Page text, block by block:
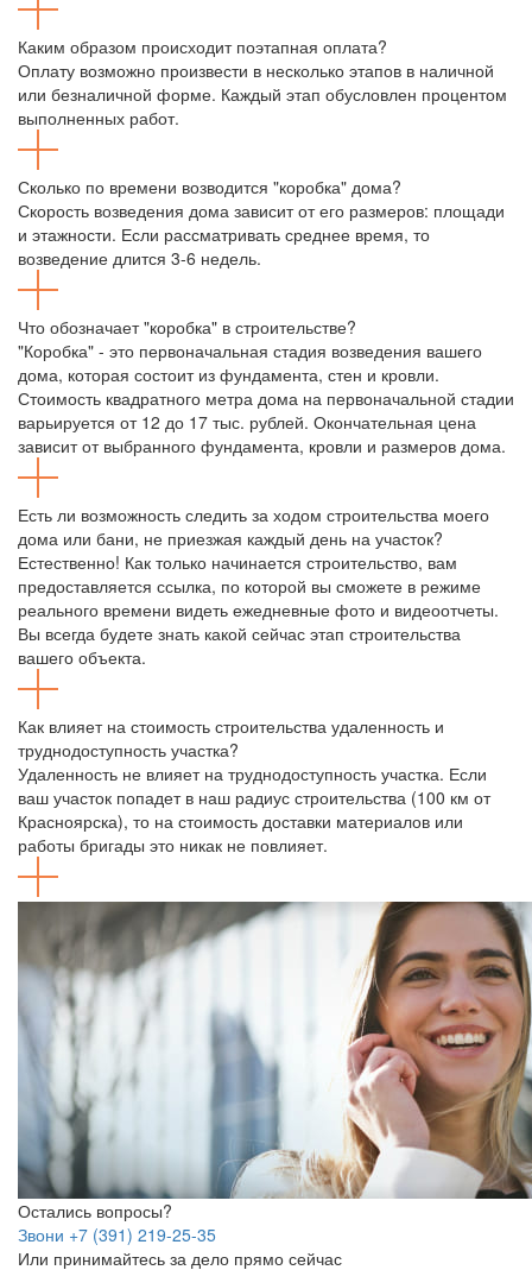
Каким образом происходит поэтапная оплата?
Оплату возможно произвести в несколько этапов в наличной
или безналичной форме. Каждый этап обусловлен процентом
выполненных работ.
Сколько по времени возводится "коробка" дома?
Скорость возведения дома зависит от его размеров: площади
и этажности. Если рассматривать среднее время, то
возведение длится 3-6 недель.
Что обозначает "коробка" в строительстве?
"Коробка" - это первоначальная стадия возведения вашего
дома, которая состоит из фундамента, стен и кровли.
Стоимость квадратного метра дома на первоначальной стадии
варьируется от 12 до 17 тыс. рублей. Окончательная цена
зависит от выбранного фундамента, кровли и размеров дома.
Есть ли возможность следить за ходом строительства моего
дома или бани, не приезжая каждый день на участок?
Естественно! Как только начинается строительство, вам
предоставляется ссылка, по которой вы сможете в режиме
реального времени видеть ежедневные фото и видеоотчеты.
Вы всегда будете знать какой сейчас этап строительства
вашего объекта.
Как влияет на стоимость строительства удаленность и
труднодоступность участка?
Удаленность не влияет на труднодоступность участка. Если
ваш участок попадет в наш радиус строительства (100 км от
Красноярска), то на стоимость доставки материалов или
работы бригады это никак не повлияет.
Остались вопросы?
Звони +7 (391) 219-25-35
Или принимайтесь за дело прямо сейчас